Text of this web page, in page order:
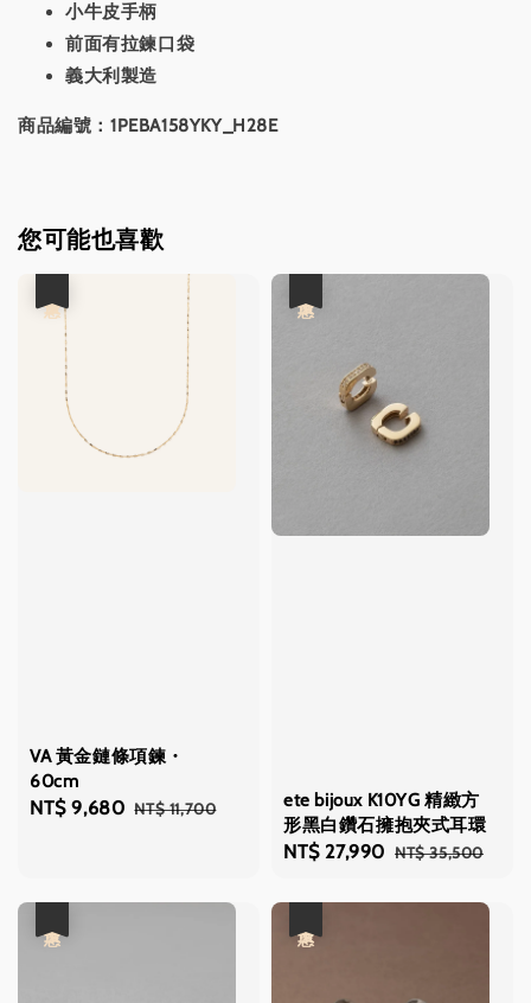
小牛皮手柄
前面有拉鍊口袋
義大利製造
商品編號：1PEBA158YKY_H28E
您可能也喜歡
VA 黃金鏈條項鍊・
60cm
Sale
NT$ 9,680 Regular
NT$ 11,700
ete bijoux K10YG 精緻方
形黑白鑽石擁抱夾式耳環
Sale
NT$ 27,990 Regular
NT$ 35,500